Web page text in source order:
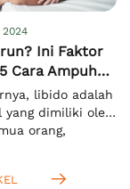
Ini Faktor
Cara Ampuh
libido adalah
yang dimiliki oleh
orang,
istilah ini